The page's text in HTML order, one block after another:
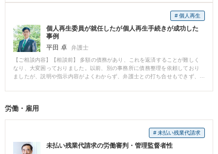
でも多く確保しておきたい。しかし破産になると今の資産ほぼ全て取られて
しまうだろう。これからの仕事も、できれば会社でやっていた事業を個人で
続けたい。しかし破産した場合それが許されないと聞いている。 ＜解決経緯
＞ 会社
の代表者で、債務がほぼ会社の保証債務のみであったので、経営者保証ガイ
ドラインを利用した債務整理を勧めた。 この方法であれば、早めに債
務整理に着手することで、それが遅れた場合より金融機関の回収額を増加さ
せたと認められれば、増加の範囲で、経営者保証ガイドラインを使うこと
で、財産を破産の場合より多く手元に残すことが出来る。また「華美でな
い」自宅であれば処分を求められなくて済む。さらに、信用情報（いわゆる
同協議会の協力を得て保証債務の債権者と交渉した結果、経営者保証ガイド
ラインによる債務整理を実現できた。
# 個人再生
個人再生委員が就任したが個人再生手続きが成功した
事例
平田 卓 弁護士
【ご相談内容】【相談前】 多額の債務があり、これを返済することが難しく
なり、大変困っておりました。以前、別の事務所に債務整理を依頼しており
ましたが、説明や指示内容がよくわからず、弁護士との打ち合せもできず、
探していたところ、平田先生とお会いし、相談しました。また、破産や再
とも相談しました。 【相談後】 先生に相談した際、債務額、収入、財産の状
類を詳しく教えていただき、大量な書類の整理や書類の作成も行っていただ
きましたので、スムーズに申立ができました。申立後、個人再生委員が選任
されたため、その後も提出する書類などが多かったのですが、先生のサポー
労働・雇用
# 未払い残業代請求
未払い残業代請求の労働審判・管理監督者性